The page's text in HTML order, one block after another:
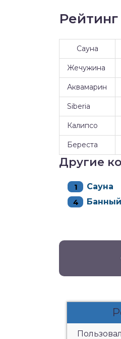
Сауна
Жечужина
Аквамарин
Siberia
Калипсо
Береста
Другие
Сауна